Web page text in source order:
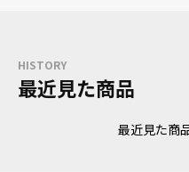
HISTORY
最近見た商品
最近見た商